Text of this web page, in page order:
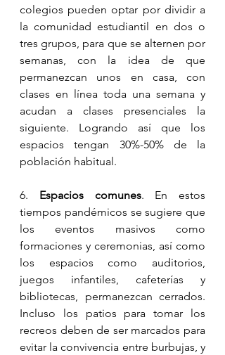
colegios pueden optar por dividir a
la comunidad estudiantil en dos o
tres grupos, para que se alternen por
semanas, con la idea de que
permanezcan unos en casa, con
clases en línea toda una semana y
acudan a clases presenciales la
siguiente. Logrando así que los
espacios tengan 30%-50% de la
población habitual.
6. Espacios comunes. En estos
tiempos pandémicos se sugiere que
los eventos masivos como
formaciones y ceremonias, así como
los espacios como auditorios,
juegos infantiles, cafeterías y
bibliotecas, permanezcan cerrados.
Incluso los patios para tomar los
recreos deben de ser marcados para
evitar la convivencia entre burbujas, y